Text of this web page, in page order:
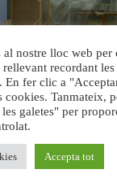
Infantil Pardalets i
nostre lloc web per
recordant
En fer clic a
cookies. Tanmateix,
galetes" per
Accepta tot